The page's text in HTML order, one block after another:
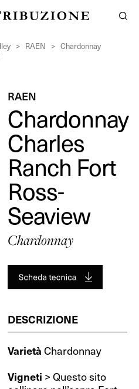
> RAEN > Chardonnay
RAEN
Chardonnay
Charles
Ranch Fort
Ross-
Seaview
Chardonnay
DESCRIZIONE
Varietà Chardonnay
Vigneti > Questo sito